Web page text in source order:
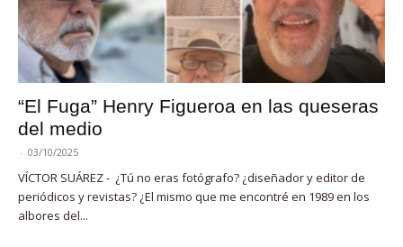
“El Fuga” Henry Figueroa en las queseras
del medio
- 03/10/2025
VÍCTOR SUÁREZ - ¿Tú no eras fotógrafo? ¿diseñador y editor de
periódicos y revistas? ¿El mismo que me encontré en 1989 en los
albores del...